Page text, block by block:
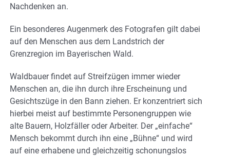
Nachdenken an.
Ein besonderes Augenmerk des Fotografen gilt dabei
auf den Menschen aus dem Landstrich der
Grenzregion im Bayerischen Wald.
Waldbauer findet auf Streifzügen immer wieder
Menschen an, die ihn durch ihre Erscheinung und
Gesichtszüge in den Bann ziehen. Er konzentriert sich
hierbei meist auf bestimmte Personengruppen wie
alte Bauern, Holzfäller oder Arbeiter. Der „einfache“
Mensch bekommt durch ihn eine „Bühne“ und wird
auf eine erhabene und gleichzeitig schonungslos